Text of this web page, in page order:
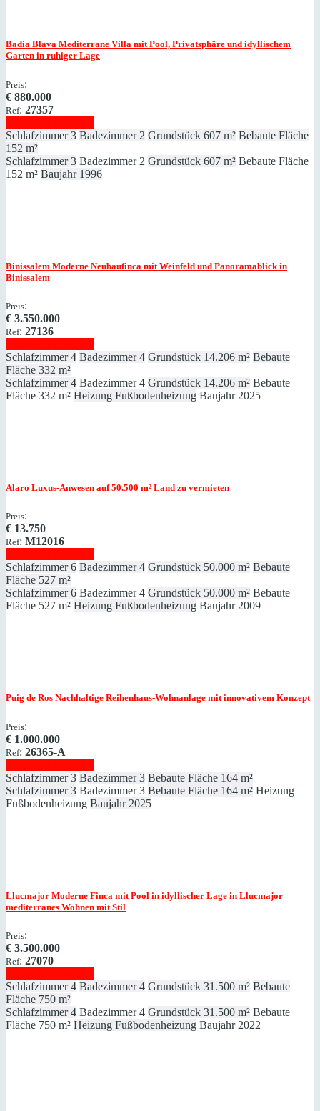
Badia Blava Mediterrane Villa mit Pool, Privatsphäre und idyllischem
Garten in ruhiger Lage
Preis:
€ 880.000
Ref: 27357
Schlafzimmer 3 Badezimmer 2 Grundstück 607 m² Bebaute Fläche
152 m²
Schlafzimmer 3 Badezimmer 2 Grundstück 607 m² Bebaute Fläche
152 m² Baujahr 1996
Binissalem Moderne Neubaufinca mit Weinfeld und Panoramablick in
Binissalem
Preis:
€ 3.550.000
Ref: 27136
Schlafzimmer 4 Badezimmer 4 Grundstück 14.206 m² Bebaute
Fläche 332 m²
Schlafzimmer 4 Badezimmer 4 Grundstück 14.206 m² Bebaute
Fläche 332 m² Heizung Fußbodenheizung Baujahr 2025
Alaro Luxus-Anwesen auf 50.500 m² Land zu vermieten
Preis:
€ 13.750
Ref: M12016
Schlafzimmer 6 Badezimmer 4 Grundstück 50.000 m² Bebaute
Fläche 527 m²
Schlafzimmer 6 Badezimmer 4 Grundstück 50.000 m² Bebaute
Fläche 527 m² Heizung Fußbodenheizung Baujahr 2009
Puig de Ros Nachhaltige Reihenhaus-Wohnanlage mit innovativem Konzept
Preis:
€ 1.000.000
Ref: 26365-A
Schlafzimmer 3 Badezimmer 3 Bebaute Fläche 164 m²
Schlafzimmer 3 Badezimmer 3 Bebaute Fläche 164 m² Heizung
Fußbodenheizung Baujahr 2025
Llucmajor Moderne Finca mit Pool in idyllischer Lage in Llucmajor –
mediterranes Wohnen mit Stil
Preis:
€ 3.500.000
Ref: 27070
Schlafzimmer 4 Badezimmer 4 Grundstück 31.500 m² Bebaute
Fläche 750 m²
Schlafzimmer 4 Badezimmer 4 Grundstück 31.500 m² Bebaute
Fläche 750 m² Heizung Fußbodenheizung Baujahr 2022